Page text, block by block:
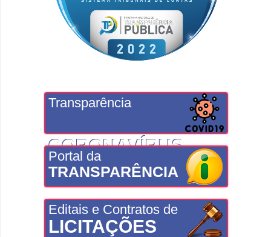
Transparência
CORONAVÍRUS
Portal da
TRANSPARÊNCIA
Editais e Contratos de
LICITAÇÕES